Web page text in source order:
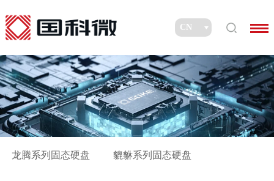
龙腾系列固态硬盘 貔貅系列固态硬盘